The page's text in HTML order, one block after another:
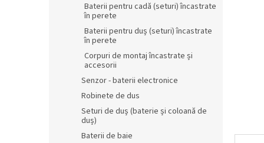
Baterii pentru cadă (seturi) încastrate
în perete
Baterii pentru duș (seturi) încastrate
în perete
Corpuri de montaj încastrate și
accesorii
Senzor - baterii electronice
Robinete de dus
Seturi de duș (baterie și coloană de
duș)
Baterii de baie